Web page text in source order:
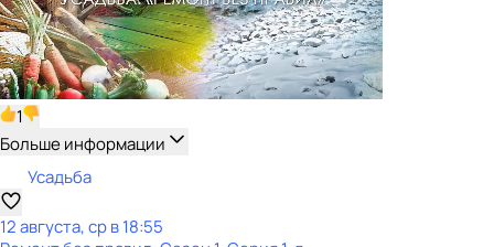
1
Больше информации
Усадьба
12 августа, ср в 18:55